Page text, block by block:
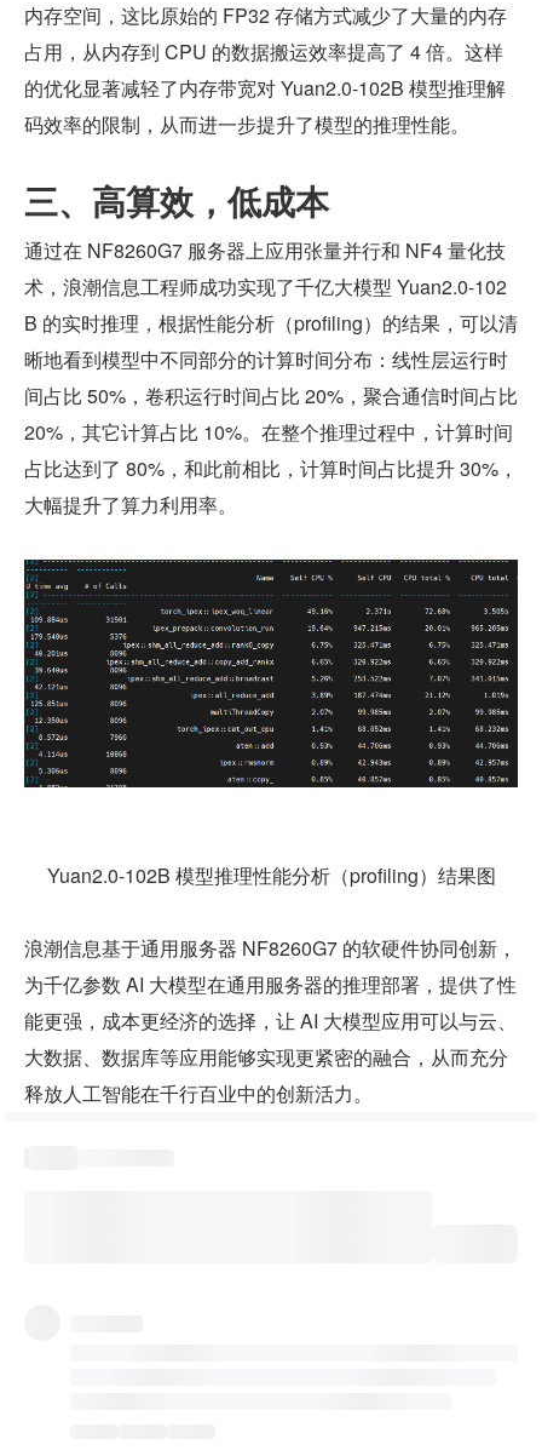
内存空间，这比原始的 FP32 存储方式减少了大量的内存
占用，从内存到 CPU 的数据搬运效率提高了 4 倍。这样
的优化显著减轻了内存带宽对 Yuan2.0-102B 模型推理解
码效率的限制，从而进一步提升了模型的推理性能。
三、高算效，低成本
通过在 NF8260G7 服务器上应用张量并行和 NF4 量化技
术，浪潮信息工程师成功实现了千亿大模型 Yuan2.0-102
B 的实时推理，根据性能分析（profiling）的结果，可以清
晰地看到模型中不同部分的计算时间分布：线性层运行时
间占比 50%，卷积运行时间占比 20%，聚合通信时间占比
20%，其它计算占比 10%。在整个推理过程中，计算时间
占比达到了 80%，和此前相比，计算时间占比提升 30%，
大幅提升了算力利用率。
Yuan2.0-102B 模型推理性能分析（profiling）结果图
浪潮信息基于通用服务器 NF8260G7 的软硬件协同创新，
为千亿参数 AI 大模型在通用服务器的推理部署，提供了性
能更强，成本更经济的选择，让 AI 大模型应用可以与云、
大数据、数据库等应用能够实现更紧密的融合，从而充分
释放人工智能在千行百业中的创新活力。